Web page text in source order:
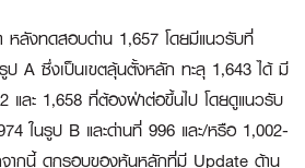
หลังทดสอบด่าน 1,657 โดยมีแนวรับที่
ป A ซึ่งเป็นเขตลุ้นตั้งหลัก ทะลุ 1,643 ได้ มี
และ 1,658 ที่ต้องฝ่าต่อขึ้นไป โดยดูแนวรับ
ในรูป B และด่านที่ 996 และ/หรือ 1,002-
ากนี้ ดูกรอบของหุ้นหลักที่มี Update ด้าน